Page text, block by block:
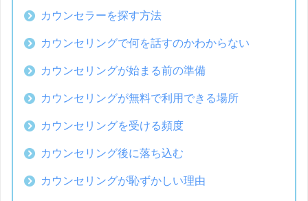
カウンセラーを探す方法
カウンセリングで何を話すのかわからない
カウンセリングが始まる前の準備
カウンセリングが無料で利用できる場所
カウンセリングを受ける頻度
カウンセリング後に落ち込む
カウンセリングが恥ずかしい理由